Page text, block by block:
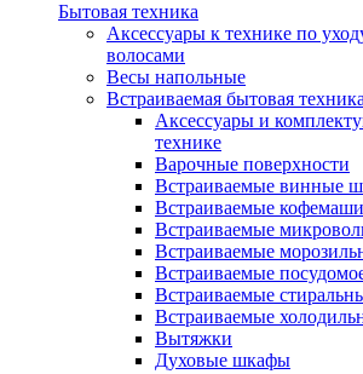
Бытовая техника
Аксессуары к технике по
волосами
Весы напольные
Встраиваемая бытовая техника
Аксессуары и
технике
Варочные поверхности
Встраиваемые винные
Встраиваемые
Встраиваемые
Встраиваемые
Встраиваемые
Встраиваемые
Встраиваемые
Вытяжки
Духовые шкафы